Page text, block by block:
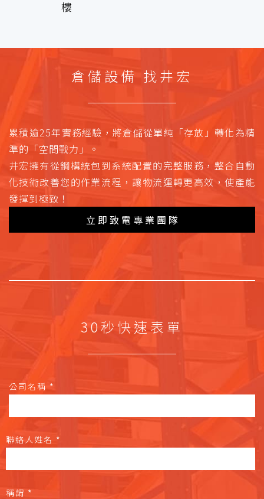
樓
倉儲設備 找井宏
累積逾25年實務經驗，將倉儲從單純「存放」轉化為精
準的「空間戰力」。
井宏擁有從鋼構統包到系統配置的完整服務，整合自動
化技術改善您的作業流程，讓物流運轉更高效，使產能
發揮到極致！
立即致電專業團隊
30秒快速表單
公司名稱 *
聯絡人姓名 *
稱謂 *